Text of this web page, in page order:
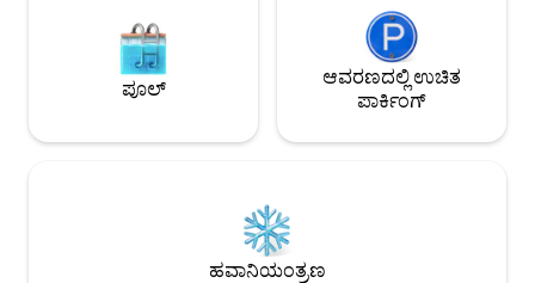
ಪೂಲ್
ಆವರಣದಲ್ಲಿ ಉಚಿತ
ಪಾರ್ಕಿಂಗ್
ಹವಾನಿಯಂತ್ರಣ